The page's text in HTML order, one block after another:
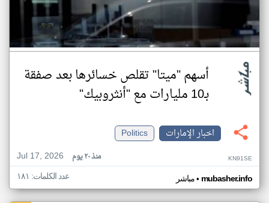
أسهم "ميتا" تقلص خسائرها بعد صفقة
بـ10 مليارات مع "أنثروبيك"
اخبار الإمارات
Politics
Jul 17, 2026
منذ ٢٠ يوم KN91SE
مباشر• mubasher.info عدد الكلمات: ١٨١